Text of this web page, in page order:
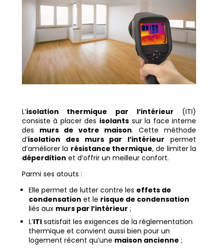
L’isolation thermique par l’intérieur (ITI)
consiste à placer des isolants sur la face interne
des murs de votre maison. Cette méthode
d’isolation des murs par l’intérieur permet
d’améliorer la résistance thermique, de limiter la
déperdition et d’offrir un meilleur confort.
Parmi ses atouts :
Elle permet de lutter contre les effets de
condensation et le risque de condensation
liés aux murs par l’intérieur ;
L’ITIsatisfait les exigences de la réglementation
thermique et convient aussi bien pour un
logement récent qu’une maison ancienne ;